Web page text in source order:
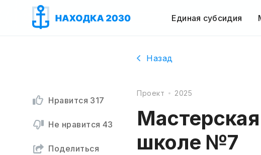
Единая субсидия
Нравится 317
Не нравится 43
Поделиться
Назад
Проект 2025
школе №7